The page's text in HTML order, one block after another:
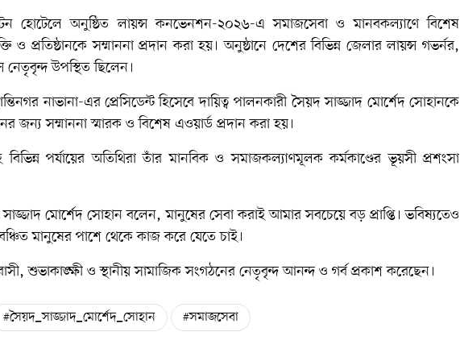
হোটেলে অনুষ্ঠিত লায়ন্স কনভেনশন-২০২৬-এ সমাজসেবা ও মানবকল্যাণে বিশেষ
ও প্রতিষ্ঠানকে সম্মাননা প্রদান করা হয়। অনুষ্ঠানে দেশের বিভিন্ন জেলার লায়ন্স গভর্নর,
নেতৃবৃন্দ উপস্থিত ছিলেন।
নাভানা-এর প্রেসিডেন্ট হিসেবে দায়িত্ব পালনকারী সৈয়দ সাজ্জাদ মোর্শেদ সোহানকে
জন্য সম্মাননা স্মারক ও বিশেষ এওয়ার্ড প্রদান করা হয়।
বিভিন্ন পর্যায়ের অতিথিরা তাঁর মানবিক ও সমাজকল্যাণমূলক কর্মকাণ্ডের ভূয়সী প্রশংসা
সাজ্জাদ মোর্শেদ সোহান বলেন, মানুষের সেবা করাই আমার সবচেয়ে বড় প্রাপ্তি। ভবিষ্যতেও
মানুষের পাশে থেকে কাজ করে যেতে চাই।
শুভাকাঙ্ক্ষী ও স্থানীয় সামাজিক সংগঠনের নেতৃবৃন্দ আনন্দ ও গর্ব প্রকাশ করেছেন।
#সৈয়দ_সাজ্জাদ_মোর্শেদ_সোহান #সমাজসেবা